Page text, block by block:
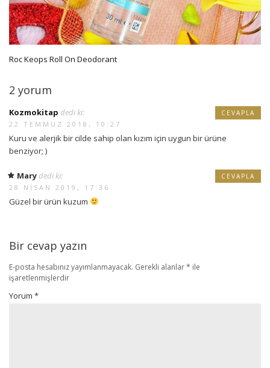
Roc Keops Roll On Deodorant
2 yorum
Kozmokitap dedi ki:
22 TEMMUZ 2018, 10:27
Kuru ve alerjik bir cilde sahip olan kızım için uygun bir ürüne
benziyor; )
CEVAPLA
Mary dedi ki:
28 NISAN 2019, 17:36
Güzel bir ürün kuzum
CEVAPLA
Bir cevap yazın
E-posta hesabınız yayımlanmayacak. Gerekli alanlar* ile
işaretlenmişlerdir
Yorum *